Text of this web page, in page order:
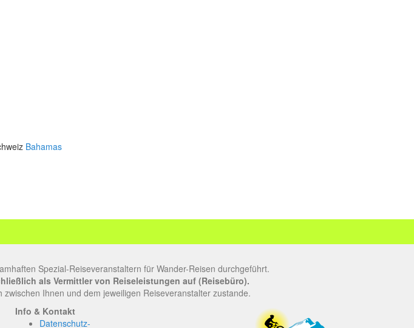
Bahamas
Spezial-Reiseveranstaltern für Wander-Reisen durchgeführt.
als Vermittler von Reiseleistungen auf (Reisebüro).
Ihnen und dem jeweiligen Reiseveranstalter zustande.
Info & Kontakt
Datenschutz-